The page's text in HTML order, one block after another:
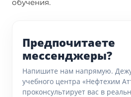
обучения.
Предпочитаете
мессенджеры?
Напишите нам напрямую.
учебного центра «Нефтехим
проконсультирует вас в